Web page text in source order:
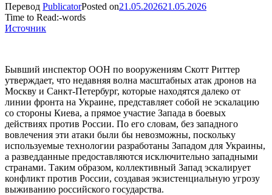
Перевод PublicatorPosted on21.05.202621.05.2026
Time to Read:-words
Источник
Бывший инспектор ООН по вооружениям Скотт Риттер
утверждает, что недавняя волна масштабных атак дронов на
Москву и Санкт-Петербург, которые находятся далеко от
линии фронта на Украине, представляет собой не эскалацию
со стороны Киева, а прямое участие Запада в боевых
действиях против России. По его словам, без западного
вовлечения эти атаки были бы невозможны, поскольку
используемые технологии разработаны Западом для Украины,
а разведданные предоставляются исключительно западными
странами. Таким образом, коллективный Запад эскалирует
конфликт против России, создавая экзистенциальную угрозу
выживанию российского государства.